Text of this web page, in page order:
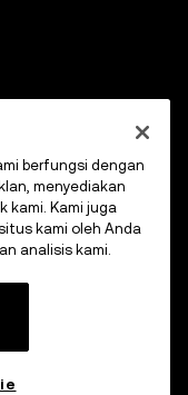
berfungsi dengan
menyediakan
kami. Kami juga
kami oleh Anda
analisis kami.